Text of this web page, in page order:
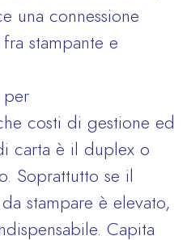
una connessione
stampante e
per
costi di gestione ed
carta è il duplex o
Soprattutto se il
stampare è elevato,
Capita